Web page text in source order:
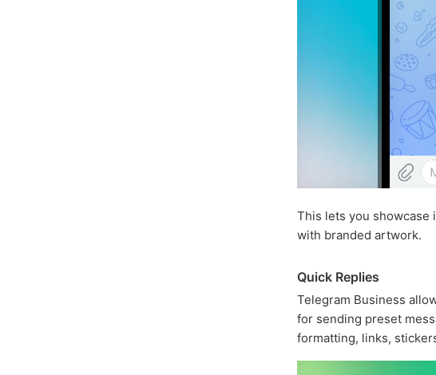
This lets you showcase
with branded artwork.
Quick Replies
Telegram Business
for sending preset
formatting, links,